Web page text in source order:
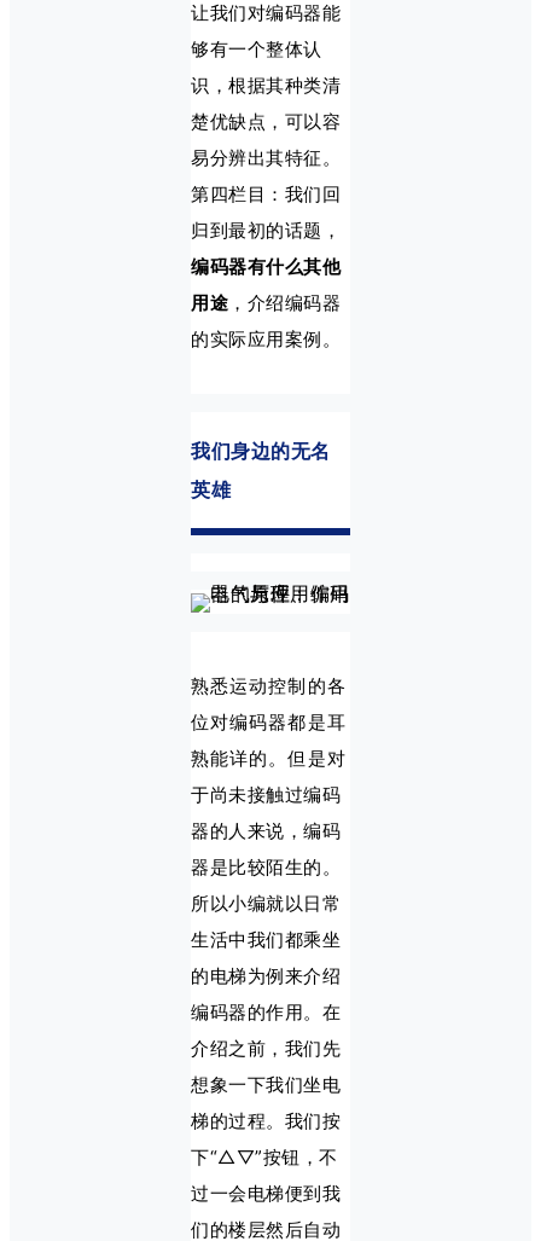
让我们对编码器能
够有一个整体认
识，根据其种类清
楚优缺点，可以容
易分辨出其特征。
第四栏目：我们回
归到最初的话题，
编码器有什么其他
用途 ，介绍编码器
的实际应用案例。
我们身边的无名
英雄
熟悉运动控制的各
位对编码器都是耳
熟能详的。但是对
于尚未接触过编码
器的人来说，编码
器是比较陌生的。
所以小编就以日常
生活中我们都乘坐
的电梯为例来介绍
编码器的作用。在
介绍之前，我们先
想象一下我们坐电
梯的过程。我们按
下“△▽”按钮，不
过一会电梯便到我
们的楼层然后自动